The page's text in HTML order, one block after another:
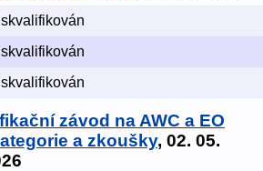
závod na AWC a EO
a zkoušky, 02. 05.